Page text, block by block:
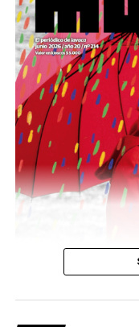
podría ser una frase:
Descargar la